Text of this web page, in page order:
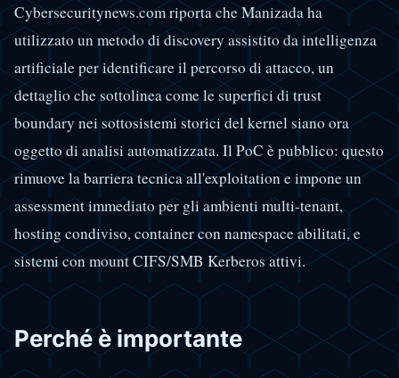
Cybersecuritynews.com riporta che Manizada ha
utilizzato un metodo di discovery assistito da intelligenza
artificiale per identificare il percorso di attacco, un
dettaglio che sottolinea come le superfici di trust
boundary nei sottosistemi storici del kernel siano ora
oggetto di analisi automatizzata. Il PoC è pubblico: questo
rimuove la barriera tecnica all'exploitation e impone un
assessment immediato per gli ambienti multi-tenant,
hosting condiviso, container con namespace abilitati, e
sistemi con mount CIFS/SMB Kerberos attivi.
Perché è importante